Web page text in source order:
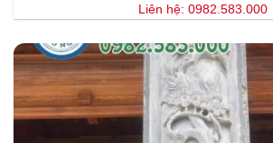
Liên hệ: 0982.583.000